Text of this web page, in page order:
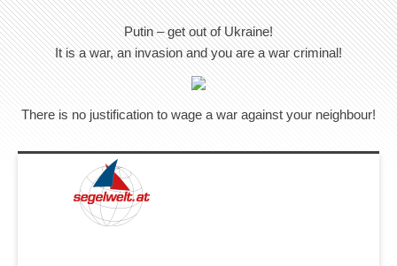
Putin – get out of Ukraine!
It is a war, an invasion and you are a war criminal!
There is no justification to wage a war against your neighbour!